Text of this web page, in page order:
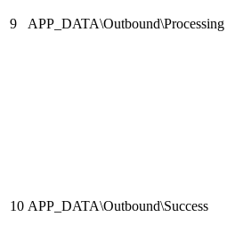
9 APP_DATA\Outbound\Processing
10 APP_DATA\Outbound\Success